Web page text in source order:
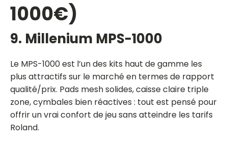
1000€)
9. Millenium MPS-1000
Le MPS-1000 est l’un des kits haut de gamme les
plus attractifs sur le marché en termes de rapport
qualité/prix. Pads mesh solides, caisse claire triple
zone, cymbales bien réactives : tout est pensé pour
offrir un vrai confort de jeu sans atteindre les tarifs
Roland.